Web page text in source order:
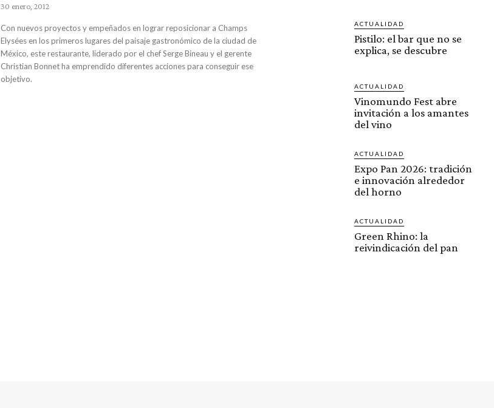
30 enero, 2012
Con nuevos proyectos y empeñados en lograr reposicionar a Champs
Elysées en los primeros lugares del paisaje gastronómico de la ciudad de
México, este restaurante, liderado por el chef Serge Bineau y el gerente
Christian Bonnet ha emprendido diferentes acciones para conseguir ese
objetivo.
ACTUALIDAD
Pistilo: el bar que no se
explica, se descubre
ACTUALIDAD
Vinomundo Fest abre
invitación a los amantes
del vino
ACTUALIDAD
Expo Pan 2026: tradición
e innovación alrededor
del horno
ACTUALIDAD
Green Rhino: la
reivindicación del pan